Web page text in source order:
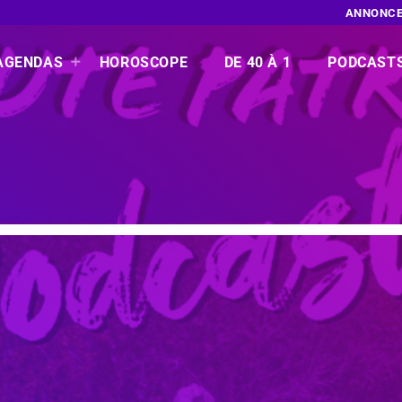
HOROSCOPE DE 40 À 1